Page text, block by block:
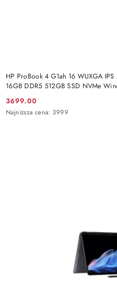
HP ProBook 4 G1ah 16 WUXGA
16GB DDR5 512GB SSD NVMe
Cena
promocyjna:
3699.00
Najniższa
Najniższa cena: 3999